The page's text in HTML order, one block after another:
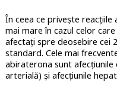
În ceea ce privește reacțiile
mai mare în cazul celor
afectați spre deosebire cei
standard. Cele mai
abiraterona sunt afecțiunile
arterială) și afecțiunile